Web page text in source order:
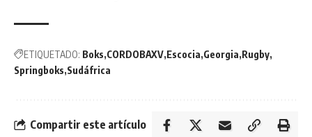
ETIQUETADO: Boks CORDOBAXV Escocia Georgia Rugby
Springboks Sudáfrica
Compartir este artículo